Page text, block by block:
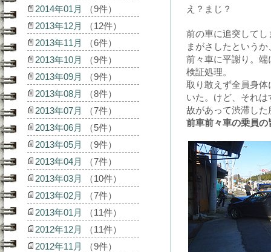
え？まじ？
前の車に追突してし
まがさしたという
前々車に平謝り。
検証処理。
取り敢えず全員身
いた。けど、それ
故があって渋滞し
前車前々車の乗員
2014年01月
（9件）
2013年12月
（12件）
2013年11月
（6件）
2013年10月
（9件）
2013年09月
（9件）
2013年08月
（8件）
2013年07月
（7件）
2013年06月
（5件）
2013年05月
（9件）
2013年04月
（7件）
2013年03月
（10件）
2013年02月
（7件）
2013年01月
（11件）
2012年12月
（11件）
2012年11月
（9件）